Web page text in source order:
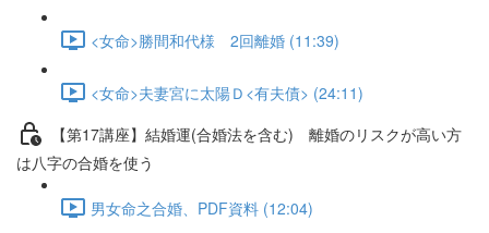
<女命>勝間和代様 2回離婚 (11:39)
<女命>夫妻宮に太陽Ｄ<有夫債> (24:11)
【第17講座】結婚運(合婚法を含む) 離婚のリスクが高い方
は八字の合婚を使う
男女命之合婚、PDF資料 (12:04)